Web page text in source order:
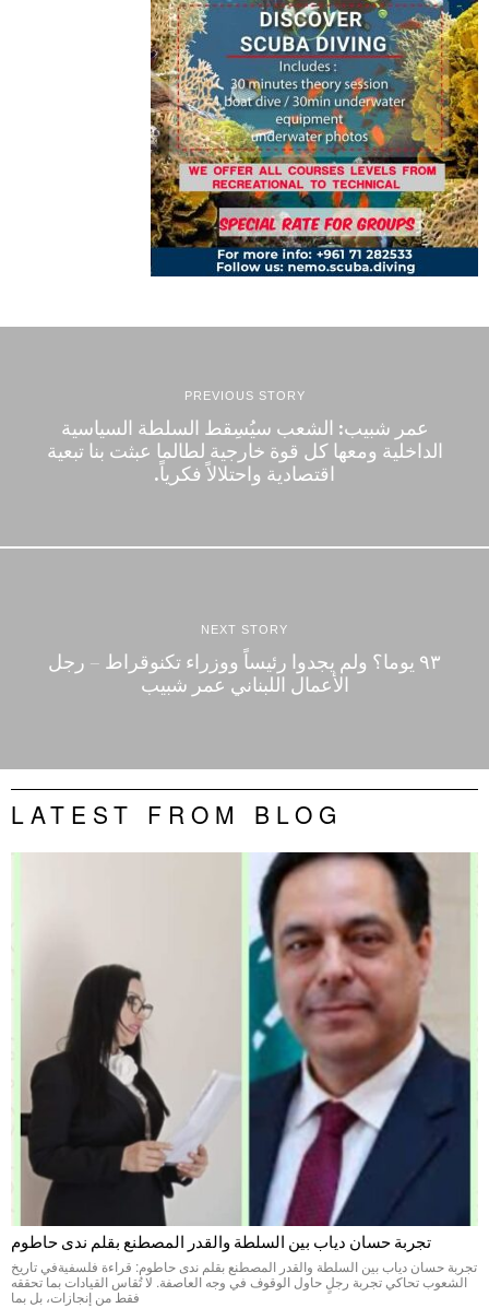
PREVIOUS STORY
عمر شبيب: الشعب سيُسِقط السلطة السياسية
الداخلية ومعها كل قوة خارجية لطالما عبثت بنا تبعية
اقتصادية واحتلالاً فكرياً.
NEXT STORY
٩٣ يوما؟ ولم يجدوا رئيساً ووزراء تكنوقراط – رجل
الأعمال اللبناني عمر شبيب
LATEST FROM BLOG
تجربة حسان دياب بين السلطة والقدر المصطنع بقلم ندى حاطوم
تجربة حسان دياب بين السلطة والقدر المصطنع بقلم ندى حاطوم: قراءة فلسفيةفي تاريخ
الشعوب تحاكي تجربة رجلٍ حاول الوقوف في وجه العاصفة. لا تُقاس القيادات بما تحققه
فقط من إنجازات، بل بما